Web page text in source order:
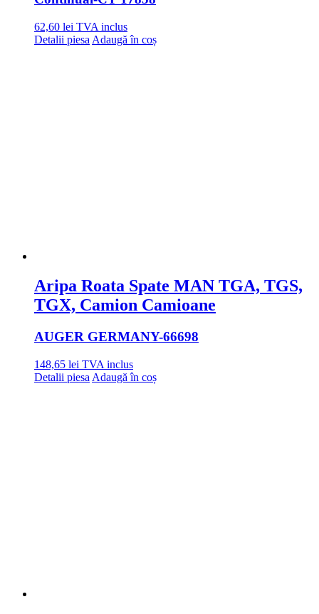
62,60 lei TVA inclus
Detalii piesa Adaugă în coș
Aripa Roata Spate MAN TGA, TGS,
TGX, Camion Camioane
AUGER GERMANY-66698
148,65 lei TVA inclus
Detalii piesa Adaugă în coș